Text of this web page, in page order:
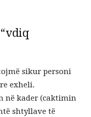
sikur personi
exheli.
në kader (caktimin
shtyllave të